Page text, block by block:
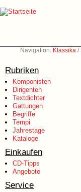
Navigation: Klassika /
Rubriken
Komponisten
Dirigenten
Textdichter
Gattungen
Begriffe
Tempi
Jahrestage
Kataloge
Einkaufen
CD-Tipps
Angebote
Service